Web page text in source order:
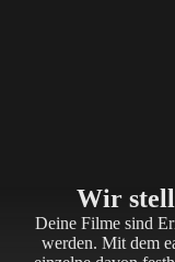
Wir
Deine Filme sind
werden. Mit dem